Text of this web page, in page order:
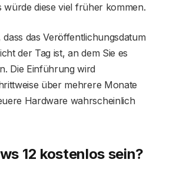
würde diese viel früher kommen.
das Veröffentlichungsdatum
der Tag ist, an dem Sie es
Die Einführung wird
über mehrere Monate
Hardware wahrscheinlich
12 kostenlos sein?